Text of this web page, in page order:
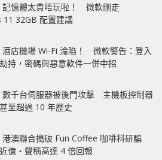
記憶體太貴唔玩啦！ 微軟刪走
11 32GB 配置建議
酒店機場 Wi-Fi 淪陷！ 微軟警告：登入
持，密碼與惡意軟件一併中招
數千台伺服器被後門攻擊 主機板控制器
至超過 10 年歷史
港澳聯合搗破 Fun Coffee 咖啡科研騙
億‧聲稱高達 4 倍回報